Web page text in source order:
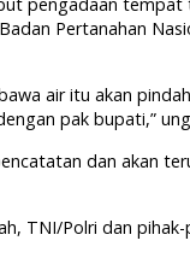
Pertanahan
air itu akan
pak bupati,”
dan akan
TNI/Polri dan